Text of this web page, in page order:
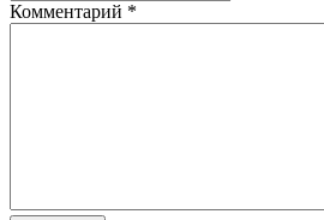
Комментарий *